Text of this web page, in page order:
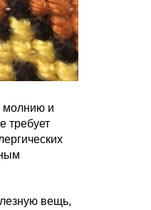
молнию и
требует
вещь,